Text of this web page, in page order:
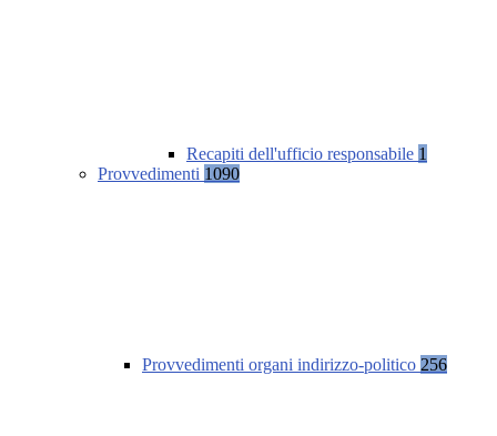
Recapiti dell'ufficio responsabile 1
Provvedimenti 1090
Provvedimenti organi indirizzo-politico 256